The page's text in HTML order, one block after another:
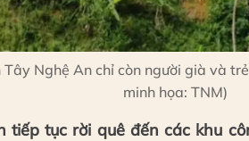
Nghệ An chỉ còn người già và
minh họa: TNM)
tiếp tục rời quê đến các khu